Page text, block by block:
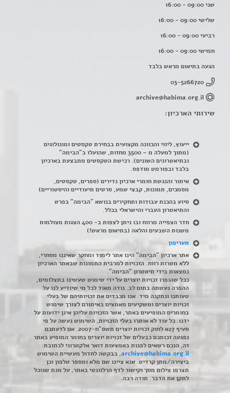
שני 09:00 - 16:00
שלישי 09:00 - 16:00
רביעי 09:00 - 16:00
חמישי 09:00 - 16:00
הגעה בתיאום מראש בלבד
03-5266720
archive@habima.org.il
שירותי הארכיון:
ייעוץ, ליווי והכוונה מקצועית בבחירת טקסטים ומונולוגים
(מתוך למעלה מ – 3500 מחזות, שהועלו ב"הבימה"
ובתיאטרונים השונים). רכישת הטקסטים מתבצעת בארכיון
בלבד ובפורמט מודפס.
איתור והנגשת חומרי ארכיון נדירים (ספרים, טקסטים,
מסמכים, תמונות, קבצי שמע, סרטים תיעודיים והיסטוריים)
סיוע בהכנת עבודות ותחקירים בנושא "הבימה" בפרט
והתיאטרון העברי והישראלי בכלל.
חדר הצפייה מרווח ובו ניתן לצפות ב- 400 הצגות מצולמות
משנות השבעים והלאה (בתיאום מראש!)
תעריפון
אתר ארכיון "הבימה" הינו אתר לימוד ומחקר שאיננו מסחרי,
ללא מטרות רווח. הזכויות למרבית התמונות שבאתר הארכיון
נמצאות בידי תיאטרון "הבימה".
ככל שהופרו זכויות יוצרים על ידי שימוש שעשינו בתצלומים,
ההפרה נעשתה בתום לב. נודה מאוד לכל מי שיודיע לנו על
טעותנו ונתקנה מיד. אנו מכבדים את זכויותיהם של בעלי
זכויות יוצרים ומשקיעים מאמצים באיתורם לצורך שימוש
בחומרים המופיעים באתר, אשר הזכויות עליהן אינן ידועות על
ידנו. כל עוד לא אותרו בעלי הזכויות, השימוש נעשה על פי
סעיף 27א לחוק זכויות יוצרים תשס"ח-2007. אם לדעתכם
נפגעה זכותכם כבעלים של זכויות יוצרים בחומר המופיע באתר
זה, הנכם רשאים לפנות באמצעות דואר אלקטרוני לכתובת:
archive@habima.org.il, בבקשה לחדול מעשיית השימוש
ביצירה/מתן קרדיט. אנא ציינו שם מלא ומספר טלפון וכן
תצרפו צילום מסך וקישור לדף הרלוונטי באתר, על מנת שנוכל
לתקן את הדבר. תודה רבה.